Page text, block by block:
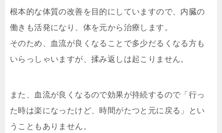
根本的な体質の改善を目的にしていますので、内臓の
働きも活発になり、体を元から治療します。
そのため、血流が良くなることで多少だるくなる方も
いらっしゃいますが、揉み返しは起こりません。
また、血流が良くなるので効果が持続するので「行っ
た時は楽になったけど、時間がたつと元に戻る」とい
うこともありません。